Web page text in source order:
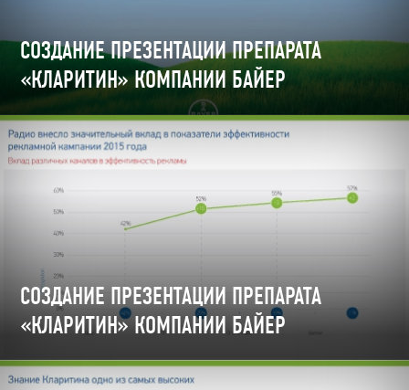
СОЗДАНИЕ ПРЕЗЕНТАЦИИ ПРЕПАРАТА
«КЛАРИТИН» КОМПАНИИ БАЙЕР
СОЗДАНИЕ ПРЕЗЕНТАЦИИ ПРЕПАРАТА
«КЛАРИТИН» КОМПАНИИ БАЙЕР